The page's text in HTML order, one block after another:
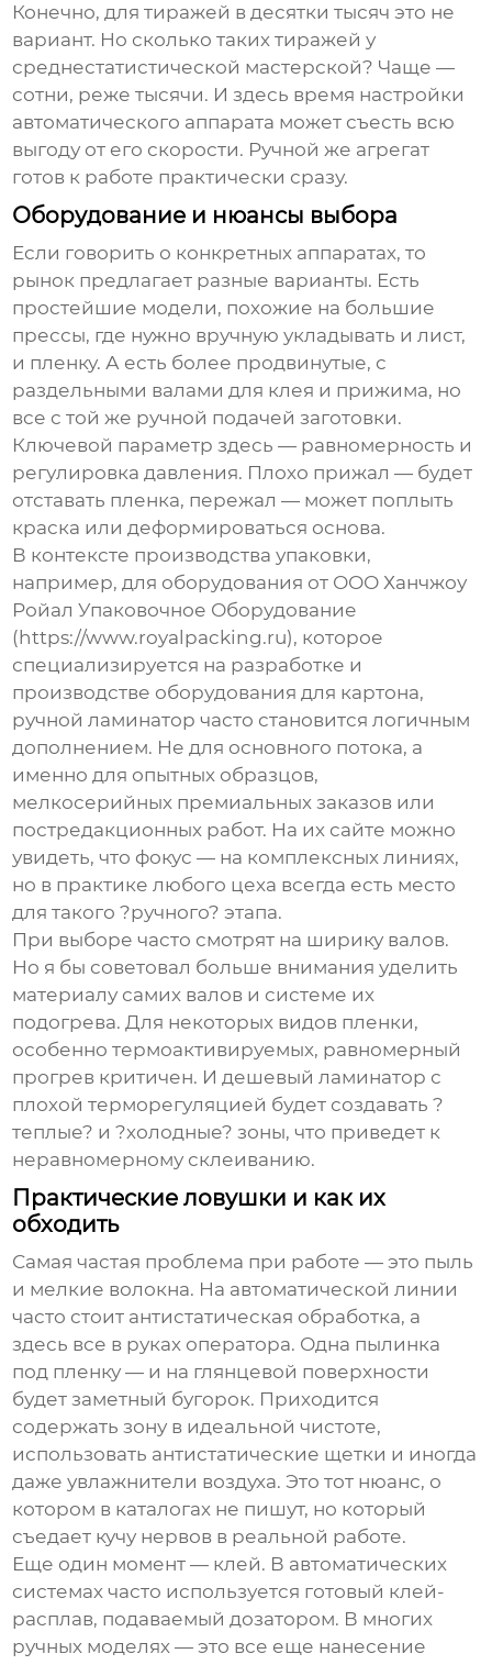
Конечно, для тиражей в десятки тысяч это не
вариант. Но сколько таких тиражей у
среднестатистической мастерской? Чаще —
сотни, реже тысячи. И здесь время настройки
автоматического аппарата может съесть всю
выгоду от его скорости. Ручной же агрегат
готов к работе практически сразу.
Оборудование и нюансы выбора
Если говорить о конкретных аппаратах, то
рынок предлагает разные варианты. Есть
простейшие модели, похожие на большие
прессы, где нужно вручную укладывать и лист,
и пленку. А есть более продвинутые, с
раздельными валами для клея и прижима, но
все с той же ручной подачей заготовки.
Ключевой параметр здесь — равномерность и
регулировка давления. Плохо прижал — будет
отставать пленка, пережал — может поплыть
краска или деформироваться основа.
В контексте производства упаковки,
например, для оборудования от ООО Ханчжоу
Ройал Упаковочное Оборудование
(https://www.royalpacking.ru), которое
специализируется на разработке и
производстве оборудования для картона,
ручной ламинатор часто становится логичным
дополнением. Не для основного потока, а
именно для опытных образцов,
мелкосерийных премиальных заказов или
постредакционных работ. На их сайте можно
увидеть, что фокус — на комплексных линиях,
но в практике любого цеха всегда есть место
для такого ?ручного? этапа.
При выборе часто смотрят на ширику валов.
Но я бы советовал больше внимания уделить
материалу самих валов и системе их
подогрева. Для некоторых видов пленки,
особенно термоактивируемых, равномерный
прогрев критичен. И дешевый ламинатор с
плохой терморегуляцией будет создавать ?
теплые? и ?холодные? зоны, что приведет к
неравномерному склеиванию.
Практические ловушки и как их
обходить
Самая частая проблема при работе — это пыль
и мелкие волокна. На автоматической линии
часто стоит антистатическая обработка, а
здесь все в руках оператора. Одна пылинка
под пленку — и на глянцевой поверхности
будет заметный бугорок. Приходится
содержать зону в идеальной чистоте,
использовать антистатические щетки и иногда
даже увлажнители воздуха. Это тот нюанс, о
котором в каталогах не пишут, но который
съедает кучу нервов в реальной работе.
Еще один момент — клей. В автоматических
системах часто используется готовый клей-
расплав, подаваемый дозатором. В многих
ручных моделях — это все еще нанесение